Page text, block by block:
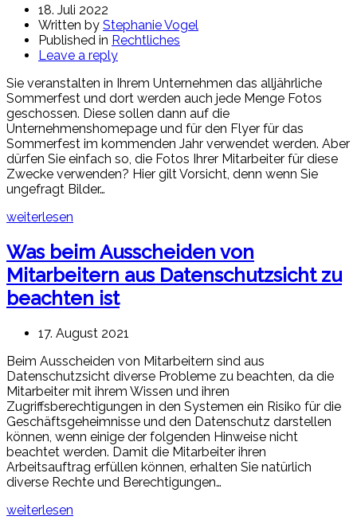
18. Juli 2022
Written by Stephanie Vogel
Published in Rechtliches
Leave a reply
Sie veranstalten in Ihrem Unternehmen das alljährliche
Sommerfest und dort werden auch jede Menge Fotos
geschossen. Diese sollen dann auf die
Unternehmenshomepage und für den Flyer für das
Sommerfest im kommenden Jahr verwendet werden. Aber
dürfen Sie einfach so, die Fotos Ihrer Mitarbeiter für diese
Zwecke verwenden? Hier gilt Vorsicht, denn wenn Sie
ungefragt Bilder…
weiterlesen
Was beim Ausscheiden von
Mitarbeitern aus Datenschutzsicht zu
beachten ist
17. August 2021
Beim Ausscheiden von Mitarbeitern sind aus
Datenschutzsicht diverse Probleme zu beachten, da die
Mitarbeiter mit ihrem Wissen und ihren
Zugriffsberechtigungen in den Systemen ein Risiko für die
Geschäftsgeheimnisse und den Datenschutz darstellen
können, wenn einige der folgenden Hinweise nicht
beachtet werden. Damit die Mitarbeiter ihren
Arbeitsauftrag erfüllen können, erhalten Sie natürlich
diverse Rechte und Berechtigungen…
weiterlesen